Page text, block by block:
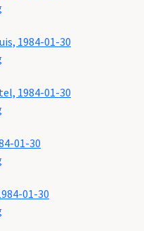
1984-01-30
1984-01-30
01-30
01-30